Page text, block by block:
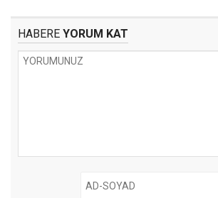
HABERE YORUM KAT